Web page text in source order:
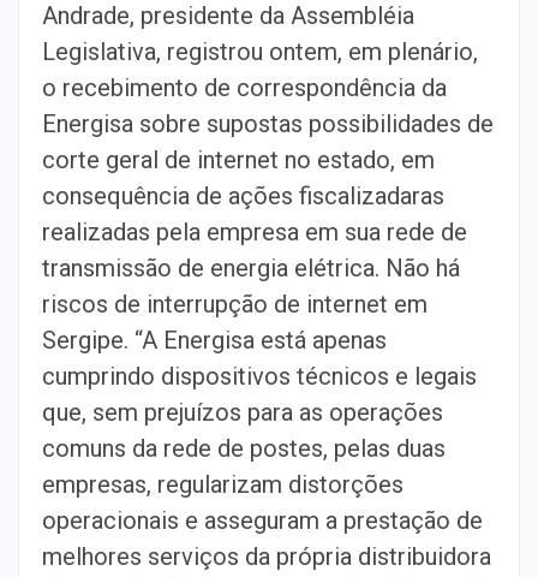
Andrade, presidente da Assembléia
Legislativa, registrou ontem, em plenário,
o recebimento de correspondência da
Energisa sobre supostas possibilidades de
corte geral de internet no estado, em
consequência de ações fiscalizadaras
realizadas pela empresa em sua rede de
transmissão de energia elétrica. Não há
riscos de interrupção de internet em
Sergipe. “A Energisa está apenas
cumprindo dispositivos técnicos e legais
que, sem prejuízos para as operações
comuns da rede de postes, pelas duas
empresas, regularizam distorções
operacionais e asseguram a prestação de
melhores serviços da própria distribuidora